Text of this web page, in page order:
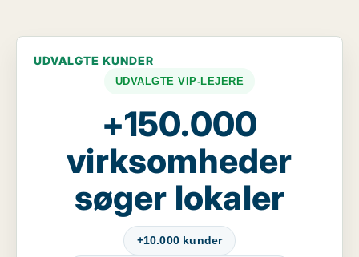
UDVALGTE KUNDER
UDVALGTE VIP-LEJERE
+150.000
virksomheder
søger lokaler
+10.000 kunder